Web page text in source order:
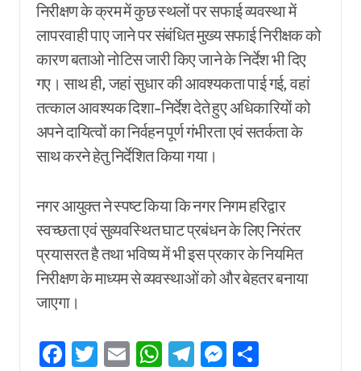
निरीक्षण के क्रम में कुछ स्थलों पर सफाई व्यवस्था में
लापरवाही पाए जाने पर संबंधित मुख्य सफाई निरीक्षक को
कारण बताओ नोटिस जारी किए जाने के निर्देश भी दिए
गए। साथ ही, जहां सुधार की आवश्यकता पाई गई, वहां
तत्काल आवश्यक दिशा-निर्देश देते हुए अधिकारियों को
अपने दायित्वों का निर्वहन पूर्ण गंभीरता एवं सतर्कता के
साथ करने हेतु निर्देशित किया गया।
नगर आयुक्त ने स्पष्ट किया कि नगर निगम हरिद्वार
स्वच्छता एवं सुव्यवस्थित घाट प्रबंधन के लिए निरंतर
प्रयासरत है तथा भविष्य में भी इस प्रकार के नियमित
निरीक्षण के माध्यम से व्यवस्थाओं को और बेहतर बनाया
जाएगा।
Facebook
Twitter
EmailWhatsApp
Telegram
Messenger